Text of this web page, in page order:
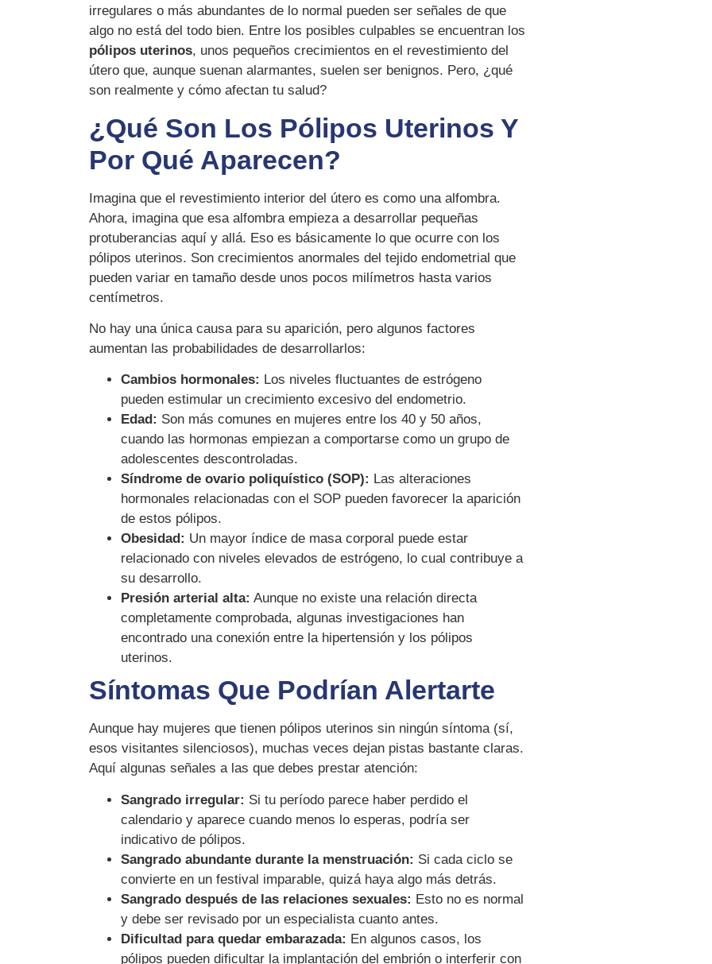
irregulares o más abundantes de lo normal pueden ser señales de que
algo no está del todo bien. Entre los posibles culpables se encuentran los
pólipos uterinos, unos pequeños crecimientos en el revestimiento del
útero que, aunque suenan alarmantes, suelen ser benignos. Pero, ¿qué
son realmente y cómo afectan tu salud?
¿Qué Son Los Pólipos Uterinos Y
Por Qué Aparecen?
Imagina que el revestimiento interior del útero es como una alfombra.
Ahora, imagina que esa alfombra empieza a desarrollar pequeñas
protuberancias aquí y allá. Eso es básicamente lo que ocurre con los
pólipos uterinos. Son crecimientos anormales del tejido endometrial que
pueden variar en tamaño desde unos pocos milímetros hasta varios
centímetros.
No hay una única causa para su aparición, pero algunos factores
aumentan las probabilidades de desarrollarlos:
Cambios hormonales: Los niveles fluctuantes de estrógeno
pueden estimular un crecimiento excesivo del endometrio.
Edad: Son más comunes en mujeres entre los 40 y 50 años,
cuando las hormonas empiezan a comportarse como un grupo de
adolescentes descontroladas.
Síndrome de ovario poliquístico (SOP): Las alteraciones
hormonales relacionadas con el SOP pueden favorecer la aparición
de estos pólipos.
Obesidad: Un mayor índice de masa corporal puede estar
relacionado con niveles elevados de estrógeno, lo cual contribuye a
su desarrollo.
Presión arterial alta: Aunque no existe una relación directa
completamente comprobada, algunas investigaciones han
encontrado una conexión entre la hipertensión y los pólipos
uterinos.
Síntomas Que Podrían Alertarte
Aunque hay mujeres que tienen pólipos uterinos sin ningún síntoma (sí,
esos visitantes silenciosos), muchas veces dejan pistas bastante claras.
Aquí algunas señales a las que debes prestar atención:
Sangrado irregular: Si tu período parece haber perdido el
calendario y aparece cuando menos lo esperas, podría ser
indicativo de pólipos.
Sangrado abundante durante la menstruación: Si cada ciclo se
convierte en un festival imparable, quizá haya algo más detrás.
Sangrado después de las relaciones sexuales: Esto no es normal
y debe ser revisado por un especialista cuanto antes.
Dificultad para quedar embarazada: En algunos casos, los
pólipos pueden dificultar la implantación del embrión o interferir con